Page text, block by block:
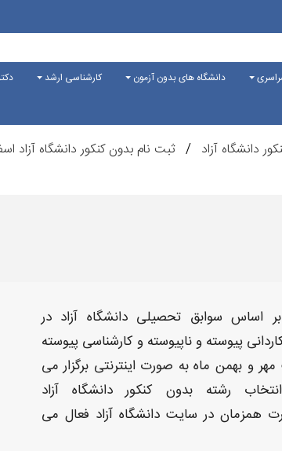
دانشگاه های بدون آزمون کارشناسی ارشد
دانشگاه آزاد ثبت نام بدون کنکور دانشگاه آزاد
اساس سوابق تحصیلی دانشگاه آزاد در
پیوسته و ناپیوسته و کارشناسی پیوسته
مهرو بهمن ماه به صورتاینترنتی برگزار می
رشته بدون کنکور دانشگاه آزاد
همزمان در سایت دانشگاه آزاد فعال می